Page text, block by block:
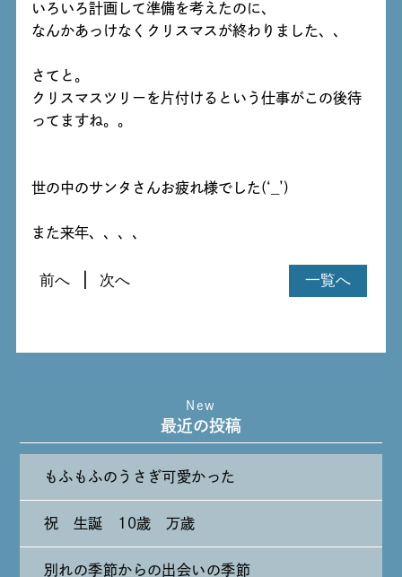
いろいろ計画して準備を考えたのに、
なんかあっけなくクリスマスが終わりました、、
さてと。
クリスマスツリーを片付けるという仕事がこの後待
ってますね。。
世の中のサンタさんお疲れ様でした(‘_’)
また来年、、、、
一覧へ
前へ 次へ
New
最近の投稿
もふもふのうさぎ可愛かった
祝 生誕 10歳 万歳
別れの季節からの出会いの季節